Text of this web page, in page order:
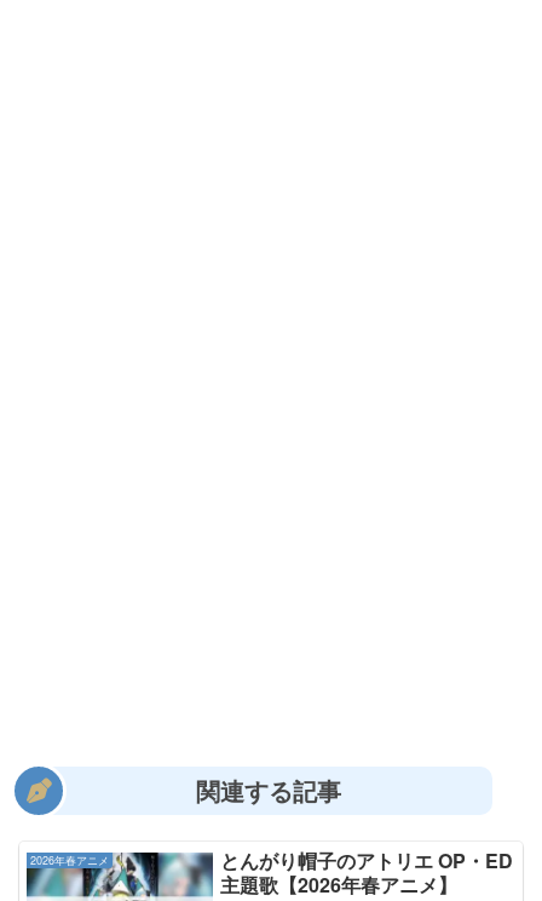
関連する記事
2026年春アニメ
とんがり帽子のアトリエ OP・ED
主題歌【2026年春アニメ】